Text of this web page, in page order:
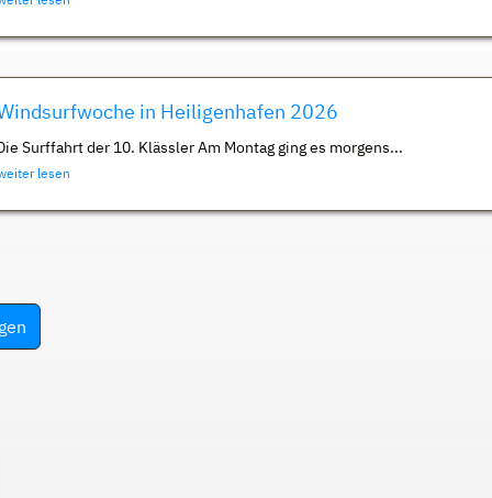
in Heiligenhafen 2026
Surffahrt der 10. Klässler Am Montag ging es morgens...
lesen